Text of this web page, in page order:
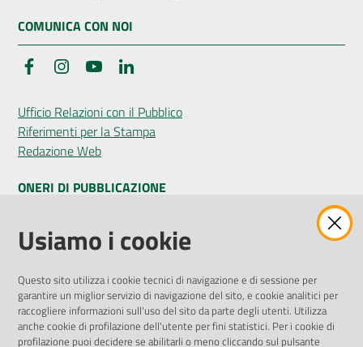
COMUNICA CON NOI
FacebookInstagramYouTube
Ufficio Relazioni con il Pubblico
Riferimenti per la Stampa
Redazione Web
ONERI DI PUBBLICAZIONE
Amministrazione Trasparente
Pubblicità legale
Privacy Policy
Attuazione Misure PNRR
Liste di Attesa
Usiamo i cookie
Questo sito utilizza i cookie tecnici di navigazione e di sessione per
garantire un miglior servizio di navigazione del sito, e cookie analitici per
raccogliere informazioni sull'uso del sito da parte degli utenti. Utilizza
anche cookie di profilazione dell'utente per fini statistici. Per i cookie di
profilazione puoi decidere se abilitarli o meno cliccando sul pulsante